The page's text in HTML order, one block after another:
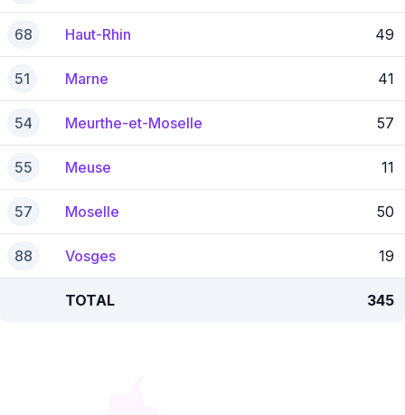
68 Haut-Rhin 49
51 Marne 41
54 Meurthe-et-Moselle 57
55 Meuse 11
57 Moselle 50
88 Vosges 19
TOTAL 345